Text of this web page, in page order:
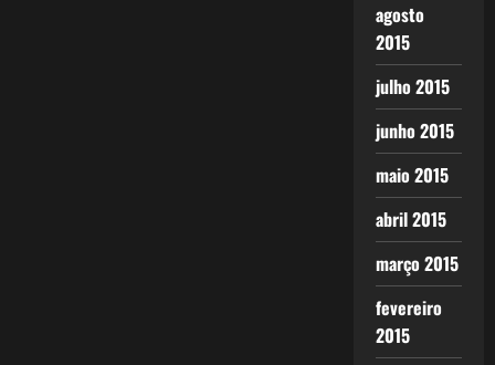
agosto
2015
julho 2015
junho 2015
maio 2015
abril 2015
março 2015
fevereiro
2015